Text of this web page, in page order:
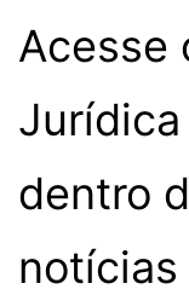
Acesse
dentro